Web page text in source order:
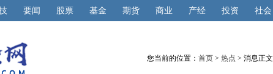
要闻 股票 基金 期货 商业 产经 投资 社会
您当前的位置： 首页 > 热点 > 消息正文